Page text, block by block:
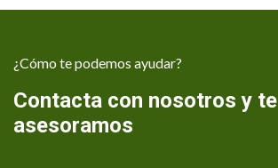
¿Cómo te podemos ayudar?
Contacta con nosotros y te
asesoramos